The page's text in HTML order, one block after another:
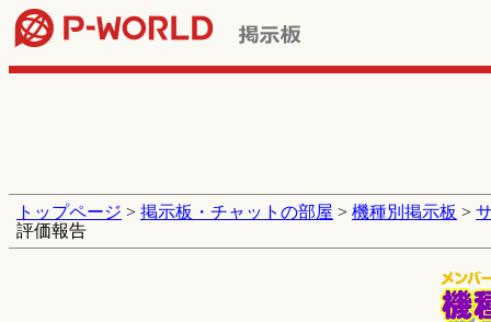
トップページ > 掲示板・チャットの部屋 > 機種別掲示板 >
評価報告